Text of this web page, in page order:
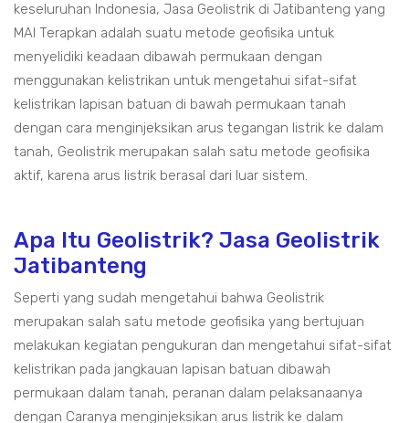
keseluruhan Indonesia, Jasa Geolistrik di Jatibanteng yang
MAI Terapkan adalah suatu metode geofisika untuk
menyelidiki keadaan dibawah permukaan dengan
menggunakan kelistrikan untuk mengetahui sifat-sifat
kelistrikan lapisan batuan di bawah permukaan tanah
dengan cara menginjeksikan arus tegangan listrik ke dalam
tanah, Geolistrik merupakan salah satu metode geofisika
aktif, karena arus listrik berasal dari luar sistem.
Apa Itu Geolistrik? Jasa Geolistrik
Jatibanteng
Seperti yang sudah mengetahui bahwa Geolistrik
merupakan salah satu metode geofisika yang bertujuan
melakukan kegiatan pengukuran dan mengetahui sifat-sifat
kelistrikan pada jangkauan lapisan batuan dibawah
permukaan dalam tanah, peranan dalam pelaksanaanya
dengan Caranya menginjeksikan arus listrik ke dalam